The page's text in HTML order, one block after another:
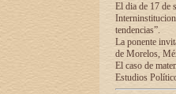
El dia de 17 de
tendencias”.
La ponente
de Morelos,
El caso de
Estudios